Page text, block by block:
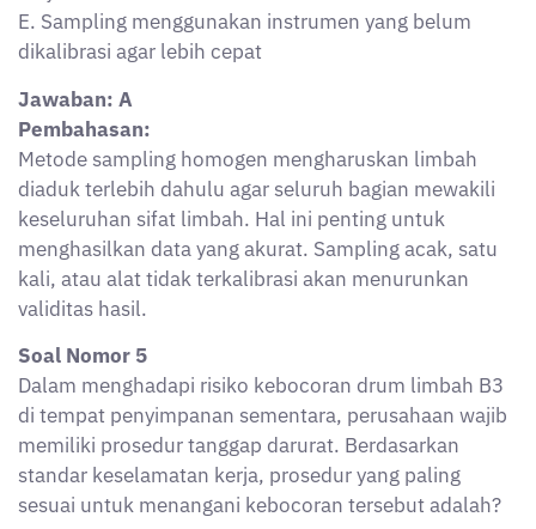
sesuai untuk menangani kebocoran tersebut adalah?
A. Mengisolasi area dan menutup bocoran dengan
serbuk gergaji biasa
B. Menggunakan APD lengkap, menutup bocoran
dengan absorbent pad, lalu melaporkan sesuai SOP
C. Membuka ventilasi luas agar gas berbahaya tersebar
D. Mengangkut drum bocor ke area terbuka untuk
penanganan
E. Melarikan diri dari lokasi tanpa melakukan tindakan
awal
Jawaban:B
Pembahasan:
Prosedur tanggap darurat mengharuskan petugas
memakai APD lengkap, menutup kebocoran dengan
absorbent pad khusus limbah B3, dan melaporkan
kejadian sesuai SOP yang berlaku. Pilihan lain berisiko